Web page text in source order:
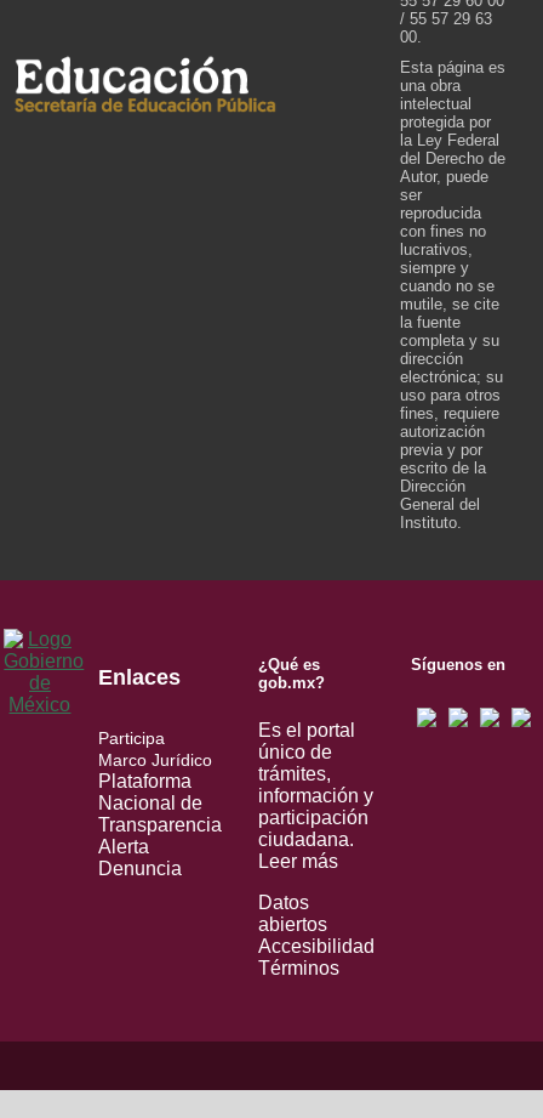
/ 55 57 29 63
00.
Esta página es
una obra
intelectual
protegida por
la Ley Federal
del Derecho de
Autor, puede
ser
reproducida
con fines no
lucrativos,
siempre y
cuando no se
mutile, se cite
la fuente
completa y su
dirección
electrónica; su
uso para otros
fines, requiere
autorización
previa y por
escrito de la
Dirección
General del
Instituto.
Enlaces
Participa
Marco Jurídico
Plataforma
Nacional de
Transparencia
Alerta
Denuncia
¿Qué es
gob.mx?
Es el portal
único de
trámites,
información y
participación
ciudadana.
Leer más
Datos
abiertos
Accesibilidad
Términos
Síguenos en